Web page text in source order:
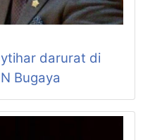
darurat di
Bugaya